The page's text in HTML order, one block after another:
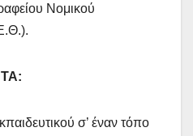
Νομικού
σ’ έναν τόπο